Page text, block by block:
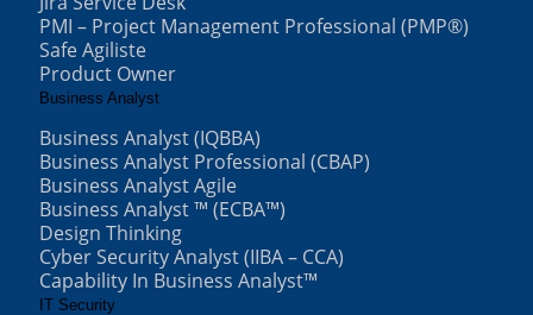
PMI – Project Management Professional (PMP®)
Safe Agiliste
Product Owner
Business Analyst
Business Analyst (IQBBA)
Business Analyst Professional (CBAP)
Business Analyst Agile
Business Analyst ™ (ECBA™)
Design Thinking
Cyber Security Analyst (IIBA – CCA)
Capability In Business Analyst™
IT Security